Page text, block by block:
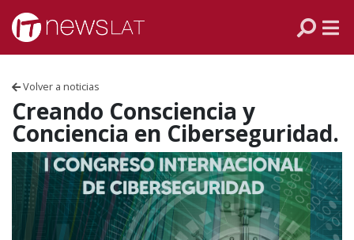
Skip to content
Volver a noticias
Creando Consciencia y
Conciencia en Ciberseguridad.
VENEZUELA
ECUADOR
PERÚ
CHILE